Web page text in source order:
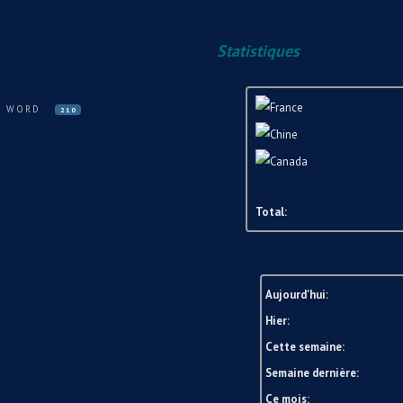
210
Statistiques
Total:
Aujourd'hui:
Hier:
Cette semaine:
Semaine dernière:
Ce mois: